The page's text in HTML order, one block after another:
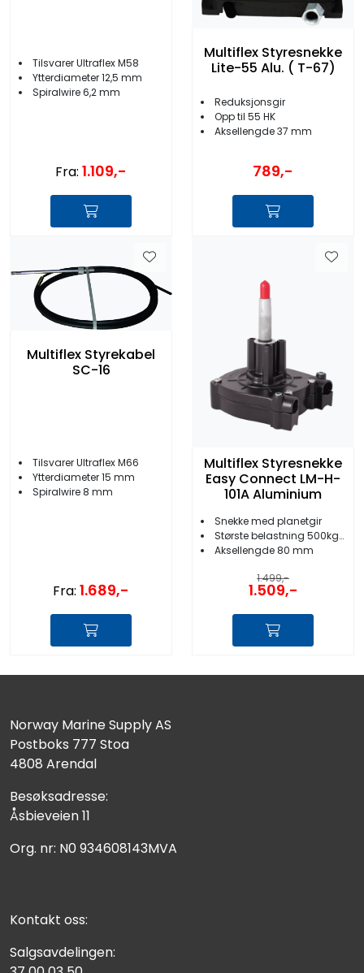
Tilsvarer Ultraflex M58
Ytterdiameter 12,5 mm
Spiralwire 6,2 mm
Fra: 1.109,-
Multiflex Styresnekke
Lite-55 Alu. ( T-67)
Reduksjonsgir
Opp til 55 HK
Aksellengde 37 mm
789,-
Multiflex Styrekabel
SC-16
Tilsvarer Ultraflex M66
Ytterdiameter 15 mm
Spiralwire 8 mm
Fra: 1.689,-
Multiflex Styresnekke
Easy Connect LM-H-
101A Aluminium
Snekke med planetgir
Største belastning 500kg/150HK
Aksellengde 80 mm
1.499,-
1.509,-
Norway Marine Supply AS
Postboks 777 Stoa
4808 Arendal
Besøksadresse:
Åsbieveien 11
Org. nr: N0 934608143MVA
Kontakt oss:
Salgsavdelingen: